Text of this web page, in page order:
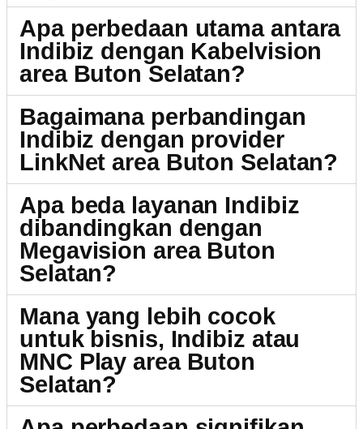
Apa perbedaan utama antara
Indibiz dengan Kabelvision
area Buton Selatan?
Bagaimana perbandingan
Indibiz dengan provider
LinkNet area Buton Selatan?
Apa beda layanan Indibiz
dibandingkan dengan
Megavision area Buton
Selatan?
Mana yang lebih cocok
untuk bisnis, Indibiz atau
MNC Play area Buton
Selatan?